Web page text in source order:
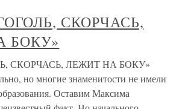
СКОРЧАСЬ,
БОКУ»
СКОРЧАСЬ, ЛЕЖИТ НА БОКУ»
но многие знаменитости не имели
Оставим Максима